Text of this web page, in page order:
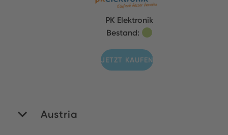
PK Elektronik
Bestand:
JETZT KAUFEN
Austria